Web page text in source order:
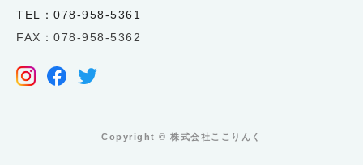
TEL：078-958-5361
FAX：078-958-5362
Copyright ©︎ 株式会社ここりんく